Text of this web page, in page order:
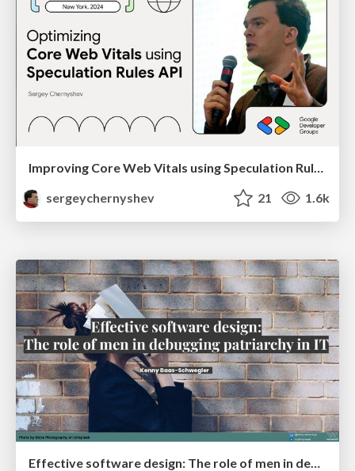
Improving Core Web Vitals using Speculation Rules API
sergeychernyshev
21 1.6k
Effective software design: The role of men in debugging patriarchy in IT @ Voxxed Days AMS